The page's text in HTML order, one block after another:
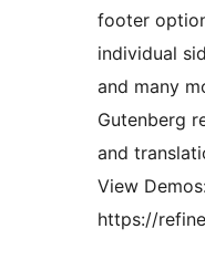
footer
individual
and many
Gutenberg
and
View
https://